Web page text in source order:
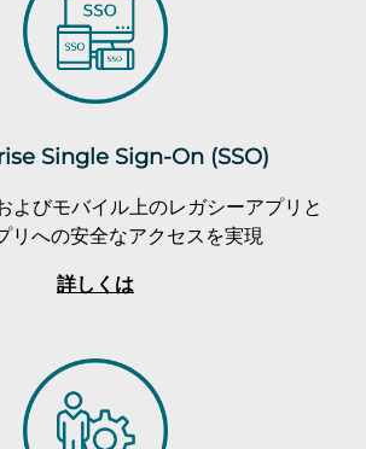
Single Sign-On (SSO)
よびモバイル上のレガシーアプリと
リへの安全なアクセスを実現
詳しくは